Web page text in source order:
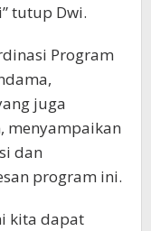
tutup Dwi.
Program
juga
menyampaikan
dan
program ini.
kita dapat